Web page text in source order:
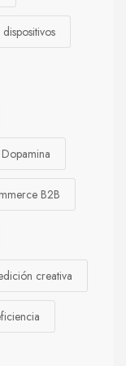
dispositivos
Dopamina
B2B
creativa